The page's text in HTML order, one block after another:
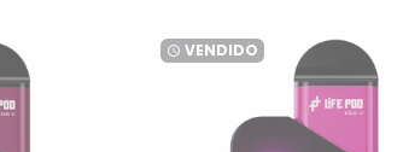
watch_later VENDIDO